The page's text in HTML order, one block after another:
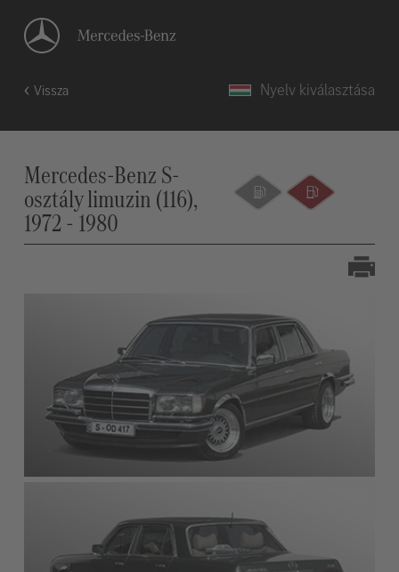
Vissza Nyelv kiválasztása
Mercedes-Benz S-
osztály limuzin (116),
1972 - 1980